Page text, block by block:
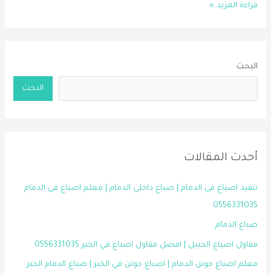
تشطيب
قراءة المزيد »
البحث
البحث
أحدث المقالات
تنفيذ اصباغ في الدمام | صباغ داخلي الدمام | معلم اصباغ في الدمام
0556331035
صباغ الدمام
مقاول اصباغ الجبيل | افضل مقاول اصباغ في الخبر 0556331035
معلم اصباغ جوتن الدمام | اصباغ جوتن في الخبر | صباغ الدمام الخبر